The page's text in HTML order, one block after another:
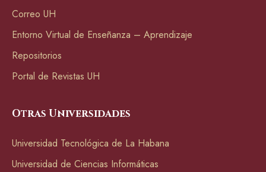
Correo UH
Entorno Virtual de Enseñanza – Aprendizaje
Repositorios
Portal de Revistas UH
Otras Universidades
Universidad Tecnológica de La Habana
Universidad de Ciencias Informáticas